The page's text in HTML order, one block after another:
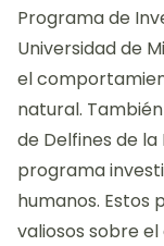
Programa de
Universidad de
el
natural.
de Delfines de la
programa
humanos.
valiosos sobre